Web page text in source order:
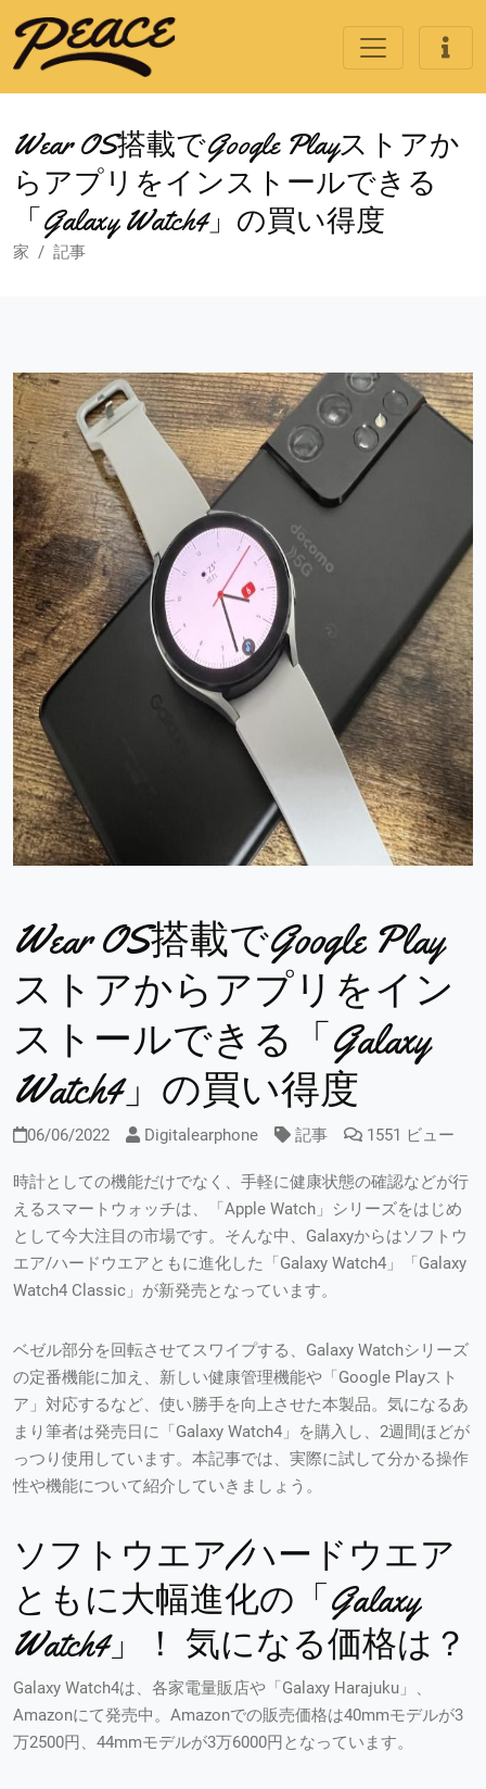
Wear OS搭載でGoogle Playストアか
らアプリをインストールできる
「Galaxy Watch4」の買い得度
家 記事
Wear OS搭載でGoogle Play
ストアからアプリをイン
ストールできる「Galaxy
Watch4」の買い得度
06/06/2022 Digitalearphone 記事 1551 ビュー
時計としての機能だけでなく、手軽に健康状態の確認などが行
えるスマートウォッチは、「Apple Watch」シリーズをはじめ
として今大注目の市場です。そんな中、Galaxyからはソフトウ
エア/ハードウエアともに進化した「Galaxy Watch4」「Galaxy
Watch4 Classic」が新発売となっています。
ベゼル部分を回転させてスワイプする、Galaxy Watchシリーズ
の定番機能に加え、新しい健康管理機能や「Google Playスト
ア」対応するなど、使い勝手を向上させた本製品。気になるあ
まり筆者は発売日に「Galaxy Watch4」を購入し、2週間ほどが
っつり使用しています。本記事では、実際に試して分かる操作
性や機能について紹介していきましょう。
ソフトウエア/ハードウエア
ともに大幅進化の「Galaxy
Watch4」！ 気になる価格は？
Galaxy Watch4は、各家電量販店や「Galaxy Harajuku」、
Amazonにて発売中。Amazonでの販売価格は40mmモデルが3
万2500円、44mmモデルが3万6000円となっています。